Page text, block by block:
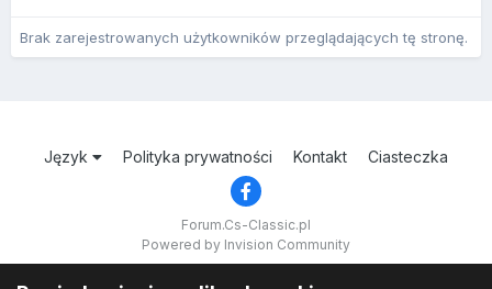
Brak zarejestrowanych użytkowników przeglądających tę stronę.
Język Polityka prywatności Kontakt Ciasteczka
Forum.Cs-Classic.pl
Powered by Invision Community